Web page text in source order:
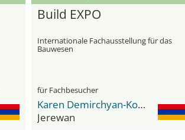
Build EXPO
Internationale Fachausstellung für das
Bauwesen
für Fachbesucher
Karen Demirchyan-Komplex
Jerewan